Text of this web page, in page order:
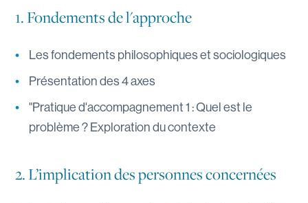
1. Fondements de l'approche
Les fondements philosophiques et sociologiques
Présentation des 4 axes
"Pratique d'accompagnement 1 : Quel est le
problème ? Exploration du contexte
2. L’implication des personnes concernées